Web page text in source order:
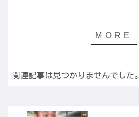
関連記事は見つかりませんでした。